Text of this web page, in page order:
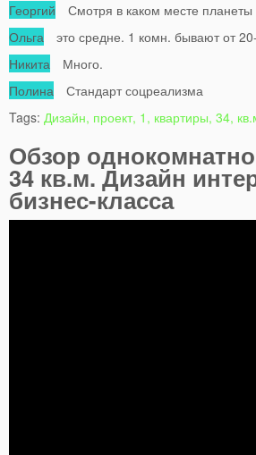
Георгий Смотря в каком месте планеты
Ольга это средне. 1 комн. бывают от
Никита Много.
Полина Стандарт соцреализма
Tags: Дизайн, проект, 1, квартиры, 34,
Обзор
34 кв.м. Дизайн
бизнес-класса